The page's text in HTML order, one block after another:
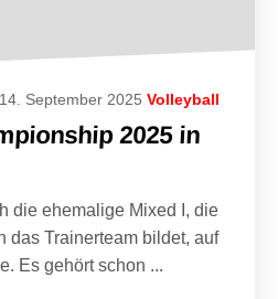
14. September 2025 Volleyball
2025 in
die ehemalige Mixed I, die
das Trainerteam bildet, auf
Es gehört schon ...